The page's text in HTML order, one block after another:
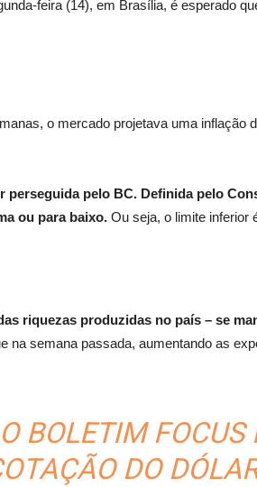
feira (14), em Brasília, é esperado
o mercado projetava uma inflação
pelo BC. Definida pelo
ou para baixo. Ou seja, o limite inferior
riquezas produzidas no país – se
na semana passada, aumentando as
BOLETIM FOCUS
DO